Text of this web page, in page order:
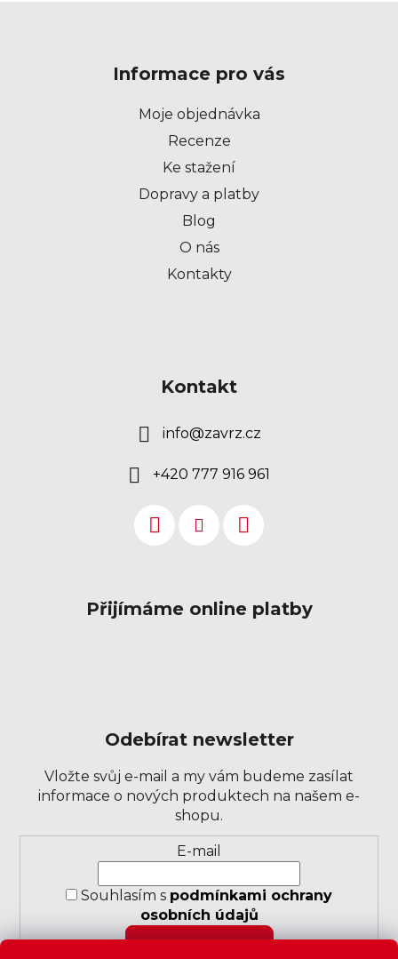
Informace pro vás
Moje objednávka
Recenze
Ke stažení
Dopravy a platby
Blog
O nás
Kontakty
Kontakt
info@zavrz.cz
+420 777 916 961
Přijímáme online platby
Odebírat newsletter
Vložte svůj e-mail a my vám budeme zasílat
informace o nových produktech na našem e-
shopu.
odběru
E-mail
Souhlasím s podmínkami ochrany
osobních údajů